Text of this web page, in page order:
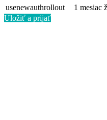
usenewauthrollout
1 mesiac
Uložiť a prijať